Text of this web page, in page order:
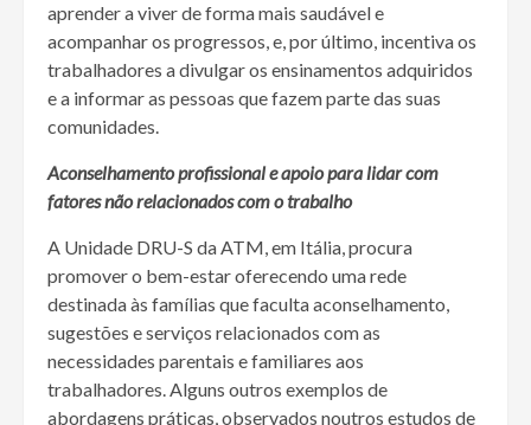
aprender a viver de forma mais saudável e
acompanhar os progressos, e, por último, incentiva os
trabalhadores a divulgar os ensinamentos adquiridos
e a informar as pessoas que fazem parte das suas
comunidades.
Aconselhamento profissional e apoio para lidar com
fatores não relacionados com o trabalho
A Unidade DRU-S da ATM, em Itália, procura
promover o bem-estar oferecendo uma rede
destinada às famílias que faculta aconselhamento,
sugestões e serviços relacionados com as
necessidades parentais e familiares aos
trabalhadores. Alguns outros exemplos de
abordagens práticas, observados noutros estudos de